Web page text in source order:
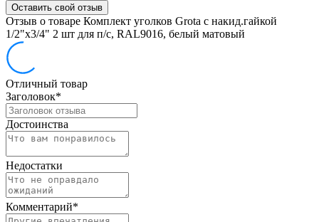
Оставить свой отзыв
Отзыв о товаре Комплект уголков Grota с накид.гайкой
1/2"х3/4" 2 шт для п/с, RAL9016, белый матовый
Отличный товар
Заголовок*
Достоинства
Недостатки
Комментарий*